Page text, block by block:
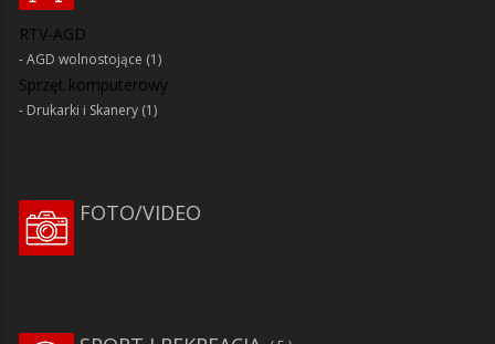
RTV-AGD
AGD wolnostojące (1)
Sprzęt komputerowy
Drukarki i Skanery (1)
FOTO/VIDEO